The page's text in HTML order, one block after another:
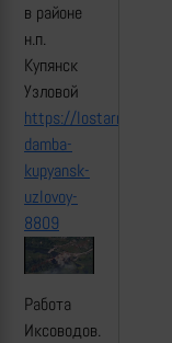
в районе
н.п.
Купянск
Узловой
https://
damba-
kupyansk-
uzlovoy-
8809
Работа
Иксоводов.